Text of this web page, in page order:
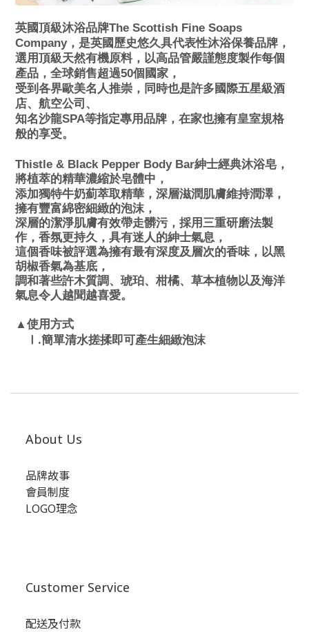
英國頂級沐浴品牌The Scottish Fine Soaps
Company，是英國歷史悠久具代表性沐浴保養品牌，
選用頂級天然有機原料，以高品管嚴謹態度製作每個
產品，全球銷售超過50個國家，
受到各界歐美名人推崇，同時也是許多國際五星級酒
店、航空公司、
知名沙龍SPA等指定專用品牌，在家也擁有皇室規格
般的享受。
Thistle & Black Pepper Body Bar紳士經典沐浴皂，
將植萃的精華濃縮於皂體中，
添加獨特牛奶薊萃取精華，深層滋潤肌膚維持潤澤，
擁有豐富綿密細緻的泡沫，
深層的潔淨肌膚有效帶走髒污，採用三重研磨法製
作，香氛更持久，具有迷人的紳士氣息，
這個香味被評選為擁有最有深度及層次的香味，以黑
胡椒香氣為基底，
調和著些許木質調、琥珀、柑橘、草本植物以及海洋
氣息令人越聞越喜愛。
▲使用方式
.簡單清水搓揉即可產生細緻泡沫
About Us
品牌故事
會員制度
LOGO理念
Customer Service
配送及付款